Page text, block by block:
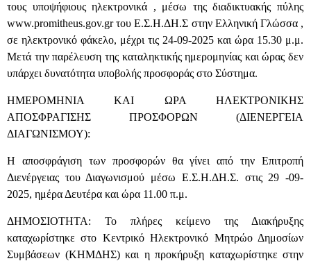
τους υποψήφιους ηλεκτρονικά , μέσω της διαδικτυακής πύλης
www.promitheus.gov.gr του Ε.Σ.Η.ΔΗ.Σ στην Ελληνική Γλώσσα ,
σε ηλεκτρονικό φάκελο, μέχρι τις 24-09-2025 και ώρα 15.30 μ.μ.
Μετά την παρέλευση της καταληκτικής ημερομηνίας και ώρας δεν
υπάρχει δυνατότητα υποβολής προσφοράς στο Σύστημα.
ΗΜΕΡΟΜΗΝΙΑ ΚΑΙ ΩΡΑ ΗΛΕΚΤΡΟΝΙΚΗΣ
ΑΠΟΣΦΡΑΓΙΣΗΣ ΠΡΟΣΦΟΡΩΝ (ΔΙΕΝΕΡΓΕΙΑ
ΔΙΑΓΩΝΙΣΜΟΥ):
Η αποσφράγιση των προσφορών θα γίνει από την Επιτροπή
Διενέργειας του Διαγωνισμού μέσω Ε.Σ.Η.ΔΗ.Σ. στις 29 -09-
2025, ημέρα Δευτέρα και ώρα 11.00 π.μ.
ΔΗΜΟΣΙΟΤΗΤΑ: Το πλήρες κείμενο της Διακήρυξης
καταχωρίστηκε στο Κεντρικό Ηλεκτρονικό Μητρώο Δημοσίων
Συμβάσεων (ΚΗΜΔΗΣ) και η προκήρυξη καταχωρίστηκε στην